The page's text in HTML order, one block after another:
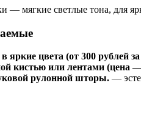
— мягкие светлые тона,
цвета (от 300 рублей
кистью или лентами (цена
рулонной шторы. —